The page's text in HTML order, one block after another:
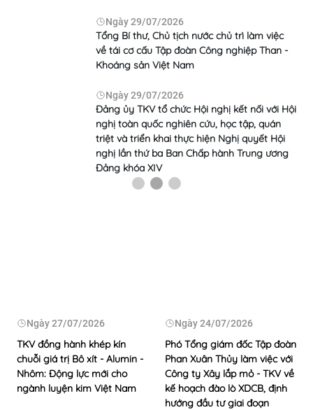
Ngày29/07/2026
Tổng Bí thư, Chủ tịch nước chủ trì làm việc
về tái cơ cấu Tập đoàn Công nghiệp Than -
Khoáng sản Việt Nam
Ngày29/07/2026
Đảng ủy TKV tổ chức Hội nghị kết nối với Hội
nghị toàn quốc nghiên cứu, học tập, quán
triệt và triển khai thực hiện Nghị quyết Hội
nghị lần thứ ba Ban Chấp hành Trung ương
Đảng khóa XIV
Ngày27/07/2026
TKV đồng hành khép kín
chuỗi giá trị Bô xít - Alumin -
Nhôm: Động lực mới cho
ngành luyện kim Việt Nam
Ngày24/07/2026
Phó Tổng giám đốc Tập đoàn
Phan Xuân Thủy làm việc với
Công ty Xây lắp mỏ - TKV về
kế hoạch đào lò XDCB, định
hướng đầu tư giai đoạn